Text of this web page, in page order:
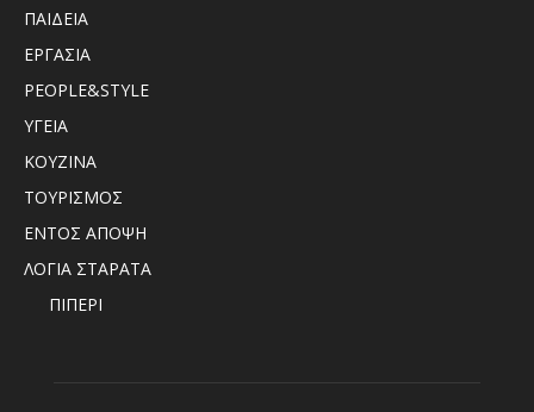
ΠΑΙΔΕΙΑ
ΕΡΓΑΣΙΑ
PEOPLE&STYLE
ΥΓΕΙΑ
ΚΟΥΖΙΝΑ
ΤΟΥΡΙΣΜΟΣ
ΕΝΤΟΣ ΑΠΟΨΗ
ΛΟΓΙΑ ΣΤΑΡΑΤΑ
ΠΙΠΕΡΙ